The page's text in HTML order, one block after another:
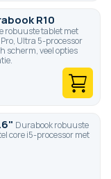
R10
robuuste tablet met
Ultra 5-processor
scherm, veel opties
Durabook robuuste
core i5-processor met